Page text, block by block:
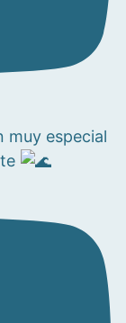
muy especial